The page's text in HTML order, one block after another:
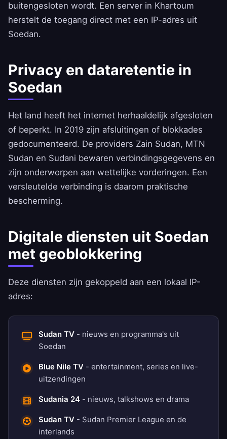
buitengesloten wordt. Een server in Khartoum
herstelt de toegang direct met een IP-adres uit
Soedan.
Privacy en dataretentie in
Soedan
Het land heeft het internet herhaaldelijk afgesloten
of beperkt. In 2019 zijn afsluitingen of blokkades
gedocumenteerd. De providers Zain Sudan, MTN
Sudan en Sudani bewaren verbindingsgegevens en
zijn onderworpen aan wettelijke vorderingen. Een
versleutelde verbinding is daarom praktische
bescherming.
Digitale diensten uit Soedan
met geoblokkering
Deze diensten zijn gekoppeld aan een lokaal IP-
adres:
Sudan TV - nieuws en programma's uit
Soedan
Blue Nile TV - entertainment, series en live-
uitzendingen
Sudania 24 - nieuws, talkshows en drama
Sudan TV - Sudan Premier League en de
interlands